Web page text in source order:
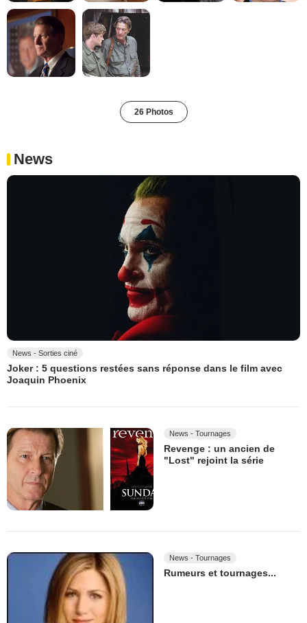
26 Photos
News
News - Sorties ciné
Joker : 5 questions restées sans réponse dans le film avec
Joaquin Phoenix
News - Tournages
Revenge : un ancien de
"Lost" rejoint la série
News - Tournages
Rumeurs et tournages...